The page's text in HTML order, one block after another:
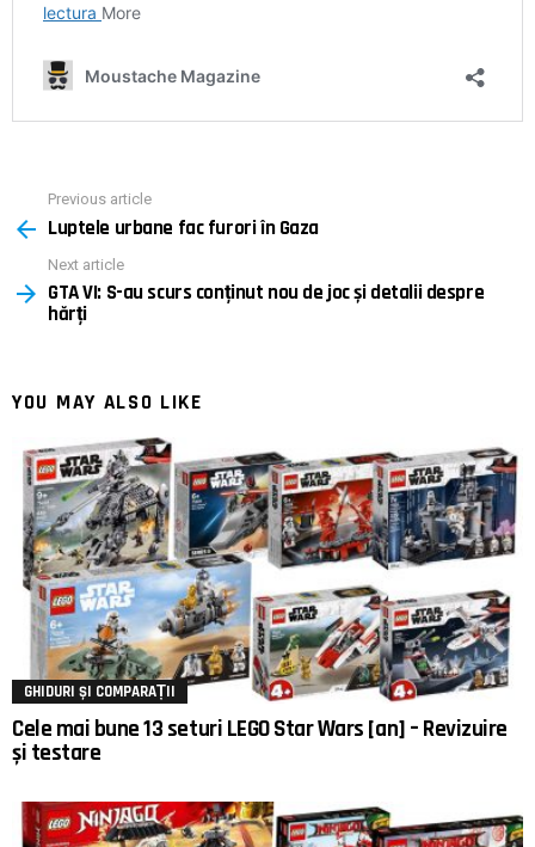
more
Previous article
Luptele urbane fac furori în Gaza
Next article
GTA VI: S-au scurs conținut nou de joc și detalii despre
hărți
YOU MAY ALSO LIKE
GHIDURI ȘI COMPARAȚII
Cele mai bune 13 seturi LEGO Star Wars [an] – Revizuire
și testare